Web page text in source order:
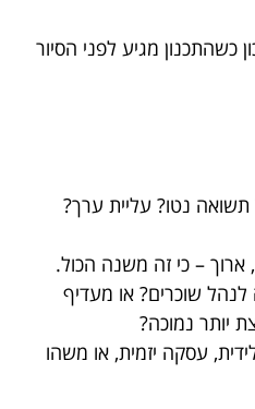
כשהתכנון מגיע לפני הסיור
תשואה נטו? עליית ערך?
ארוך – כי זה משנה הכול.
לנהל שוכרים? או מעדיף
יותר נמוכה?
עסקה יזמית, או משהו